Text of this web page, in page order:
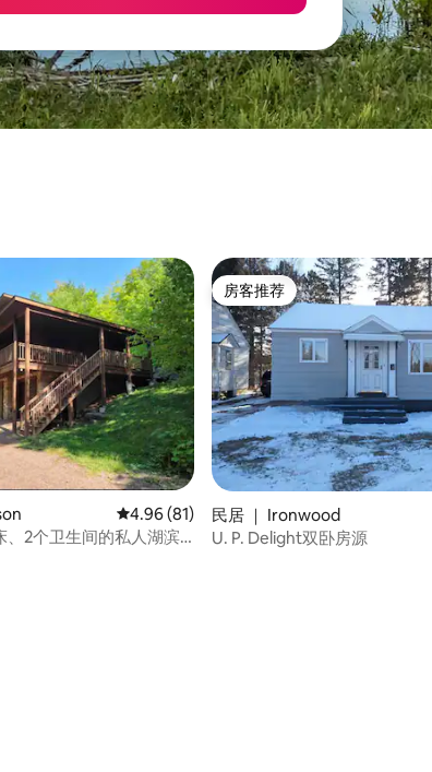
」
平均评分 4.96 分（满分 5 分），共 81 条评价
4.96 (81)
、2个卫生间的私人湖滨
房客推荐
房客推荐
民居 ｜ Ironwood
U. P. Delight双卧房源